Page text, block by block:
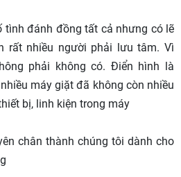
tình đánh đồng tất cả nhưng có lẽ
rất nhiều người phải lưu tâm. Vì
phải không có. Điển hình là
máy giặt đã không còn nhiều
bị, linh kiện trong máy
chân thành chúng tôi dành cho